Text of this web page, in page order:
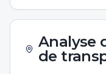
Analyse
de